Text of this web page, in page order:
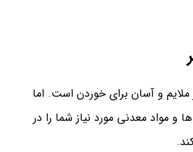
ملایم و آسان برای خوردن است. اما
و مواد معدنی مورد نیاز شما را در